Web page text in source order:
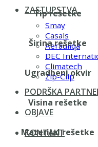
ZASTUPSTVA
Smay
Casals
Aerauliqa
DEC
Climatech
Zip-Clip
PODRŠKA
OBJAVE
KONTAKT
Tip rešetke
Širina rešetke
Ugradbeni okvir
Visina rešetke
Materijal rešetke